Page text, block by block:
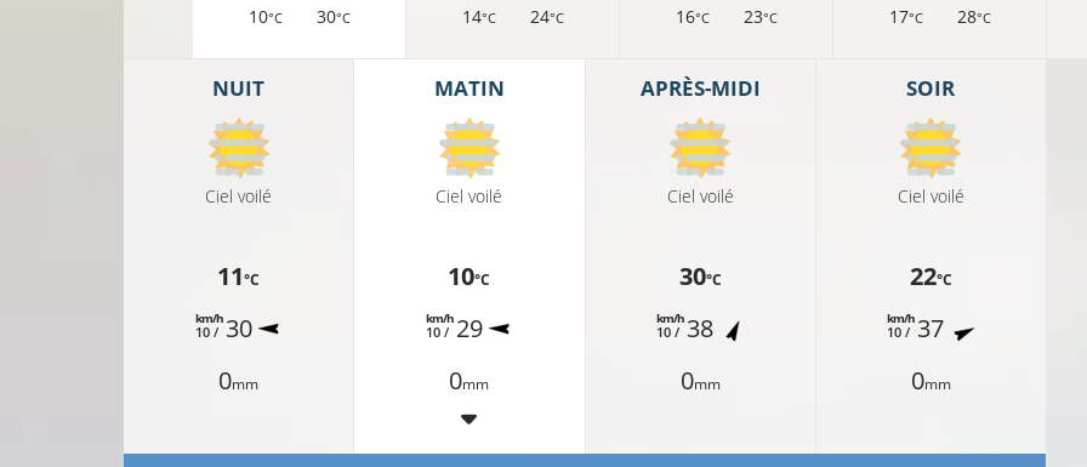
10°C 30°C 14°C 24°C 16°C 23°C 17°C 28°C
NUIT
Ciel voilé
11°C
10 /
km/h 30
0mm
MATIN
Ciel voilé
10°C
10 /
km/h 29
0mm
APRÈS-MIDI
Ciel voilé
30°C
10 /
km/h 38
0mm
SOIR
Ciel voilé
22°C
10 /
km/h 37
0mm